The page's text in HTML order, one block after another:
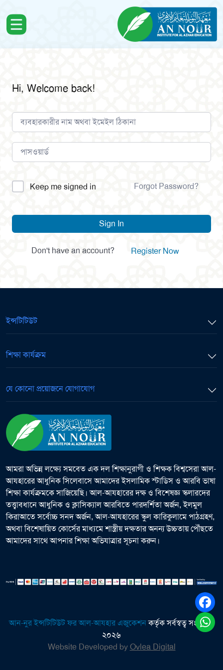
Hi, Welcome back!
Alternative:
Keep me signed in Forgot Password?
Sign In
Don't have an account? Register Now
ইন্সটিটিউট
শিক্ষা কার্যক্রম
যে কোনো প্রয়োজনে যোগাযোগ
আমরা অভিন্ন লক্ষ্যে সমবেত এক দল শিক্ষানুরাগী ও শিক্ষক বিশ্বসেরা আল-
আযহারের আধুনিক সিলেবাসে আমাদের ইসলামিক স্টাডিস ও আরবি ভাষা
শিক্ষা কার্যক্রমকে সাজিয়েছি। আল-আযহারের দক্ষ ও বিশেষজ্ঞ স্কলারদের
তত্ত্বাবধানে আধুনিক ও ক্লাসিক্যাল আরবিতে পারদর্শিতা অর্জন, ইলমুল
কিরাআতে সর্বোচ্চ সনদ অর্জন, আল-আযহারের স্কুল কারিকুলামে পাঠগ্রহণ,
অথবা বিশেষায়িত কোর্সের মাধ্যমে শাস্ত্রীয় দক্ষতার অনন্য উচ্চতায় পৌঁছতে
আমাদের সাথে আপনার শিক্ষা অভিযাত্রার সূচনা করুন।
আন-নুর ইন্সটিটিউট ফর আল-আযহার এজুকেশনকর্তৃক সর্বস্বত্ব সংরক্ষিত
২০২৬
Website Developed byOvlea Digital